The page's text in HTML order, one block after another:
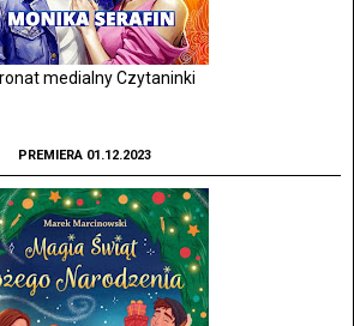
medialny Czytaninki
PREMIERA 01.12.2023